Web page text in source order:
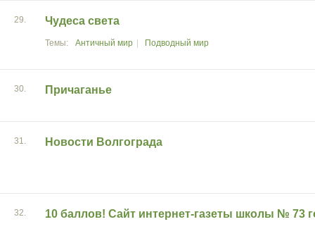
29. Чудеса света
Античный мир Подводный мир
30. Причаганье
31. Новости Волгограда
32. 10 баллов! Сайт интернет-газеты школы № 73